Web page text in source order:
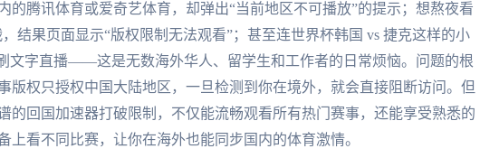
的腾讯体育或爱奇艺体育，却弹出“当前地区不可播放”的提示；想熬夜看
结果页面显示“版权限制无法观看”；甚至连世界杯韩国 vs 捷克这样的小
文字直播——这是无数海外华人、留学生和工作者的日常烦恼。问题的根
版权只授权中国大陆地区，一旦检测到你在境外，就会直接阻断访问。但
的回国加速器打破限制，不仅能流畅观看所有热门赛事，还能享受熟悉的
上看不同比赛，让你在海外也能同步国内的体育激情。